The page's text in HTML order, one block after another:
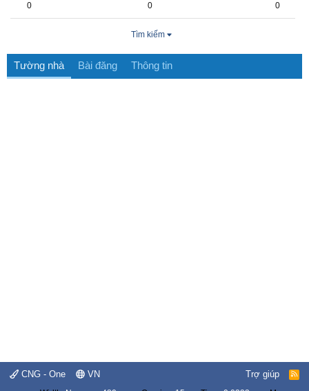
0 0 0
Tìm kiếm
Tường nhà Bài đăng Thông tin
CNG - One VN Trợ giúp
R